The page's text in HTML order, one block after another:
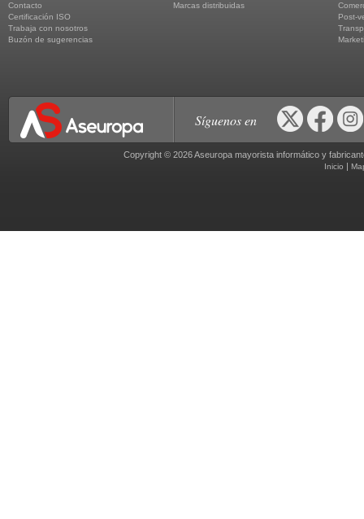
Contacto
Certificación ISO
Trabaja con nosotros
Buzón de sugerencias
Marcas distribuidas
Post-
Síguenos en
Copyright © 2026 Aseuropa mayorista informático y
Inicio |